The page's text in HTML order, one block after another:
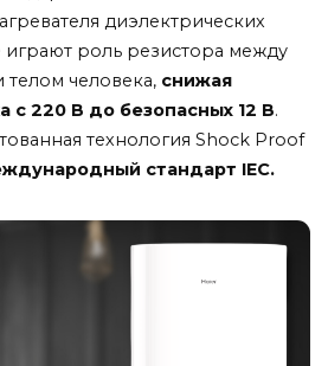
диэлектрических
играют роль резистора между
телом человека, снижая
с 220 В до безопасных 12 В.
технология Shock Proof
стандарт IEC.